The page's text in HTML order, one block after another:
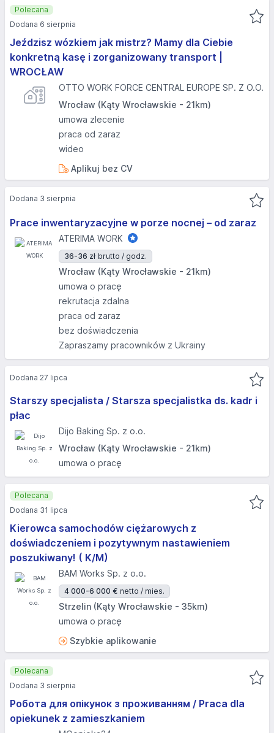
Jeździsz wózkiem jak mistrz? Mamy dla Ciebie
konkretną kasę i zorganizowany transport |
WROCŁAW
OTTO WORK FORCE CENTRAL EUROPE SP. Z O.O.
Wrocław (Kąty Wrocławskie - 21km)
umowa zlecenie
praca od zaraz
wideo
Aplikuj bez CV
Polecana
Dodana 6 sierpnia
Prace inwentaryzacyjne w porze nocnej – od zaraz
ATERIMA WORK
36-36 zł brutto / godz.
Wrocław (Kąty Wrocławskie - 21km)
umowa o pracę
rekrutacja zdalna
praca od zaraz
bez doświadczenia
Zapraszamy pracowników z Ukrainy
Dodana 3 sierpnia
Starszy specjalista / Starsza specjalistka ds. kadr i
płac
Dijo Baking Sp. z o.o.
Wrocław (Kąty Wrocławskie - 21km)
umowa o pracę
Dodana 27 lipca
Kierowca samochodów ciężarowych z
doświadczeniem i pozytywnym nastawieniem
poszukiwany! ( K/M)
BAM Works Sp. z o.o.
4 000-6 000 € netto / mies.
Strzelin (Kąty Wrocławskie - 35km)
umowa o pracę
Szybkie aplikowanie
Polecana
Dodana 31 lipca
Робота для опікунок з проживанням / Praca dla
opiekunek z zamieszkaniem
Polecana
Dodana 3 sierpnia